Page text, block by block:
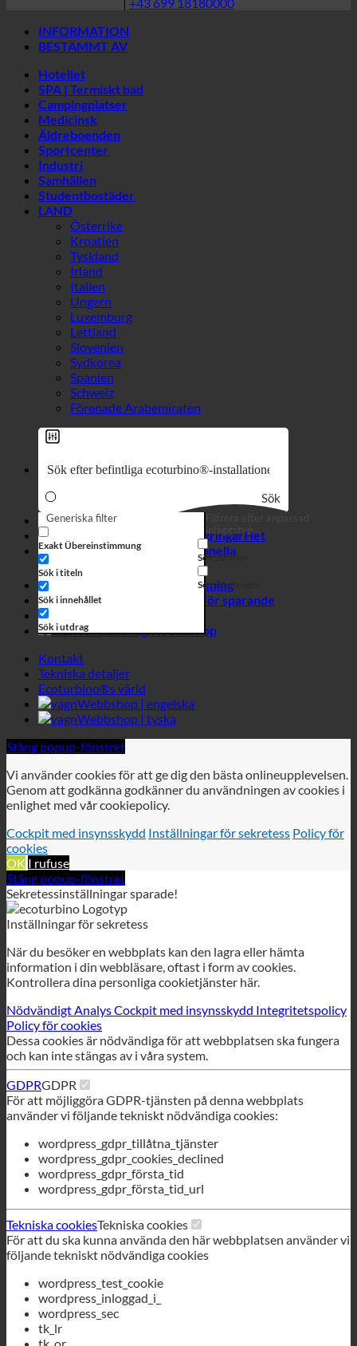
Äldreboenden
Sportcenter
Samhällen
Studentbostäder
LAND
Österrike
Kroatien
Tyskland
Irland
Italien
Ungern
Luxemburg
Lettland
Slovenien
Sydkorea
Spanien
Schweiz
Förenade Arabemiraten
Generiska filter
Exakt Übereinstimmung
Sök i titeln
Sök i innehållet
Sök i utdrag
inläggstyp
7-i-1-effekt
Hygien + kalkavlagringar
Kalkylator för sparande
Företag
Kontakt
Tekniska detaljer
Ecoturbino®s värld
Webbshop | engelska
Vi använder cookies för att ge dig den bästa onlineupplevelsen.
Genom att godkänna godkänner du användningen av cookies i
enlighet med vår cookiepolicy.
Cockpit med insynsskyddInställningar för sekretess
cookies
Stäng popup-fönstret
Sekretessinställningar sparade!
När du besöker en webbplats kan den lagra eller hämta
information i din webbläsare, oftast i form av cookies.
Kontrollera dina personliga cookietjänster här.
NödvändigtAnalysCockpit med insynsskydd
Policy för cookies
och kan inte stängas av i våra system.
GDPRGDPR
använder vi följande tekniskt nödvändiga cookies:
wordpress_gdpr_tillåtna_tjänster
wordpress_gdpr_cookies_declined
wordpress_gdpr_första_tid
wordpress_gdpr_första_tid_url
Tekniska cookiesTekniska cookies
För att du ska kunna använda den här webbplatsen använder vi
följande tekniskt nödvändiga cookies
wordpress_test_cookie
wordpress_inloggad_i_
wordpress_sec
tk_lr
tk_or
tk_r3d
Minska alla tjänster
Acceptera alla tjänster
Svenska